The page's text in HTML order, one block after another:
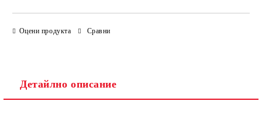
Оцени продукта Сравни
Детайлно описание